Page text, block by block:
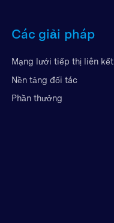
Các giải pháp
Mạng lưới tiếp thị liên kết
Nền tảng đối tác
Phần thưởng